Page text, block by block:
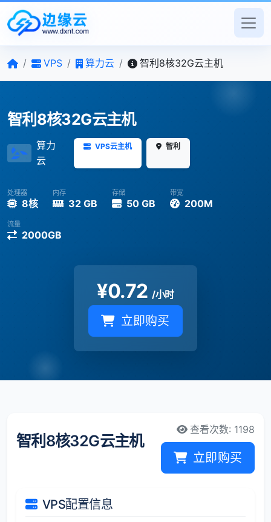
/ VPS / 算力云 / 智利8核32G云主机
智利8核32G云主机
算力
云
VPS云主机 智利
处理器
8核
内存
32 GB
存储
50 GB
带宽
200M
流量
2000GB
¥0.72 /小时
立即购买
智利8核32G云主机
查看次数: 1198
立即购买
VPS配置信息